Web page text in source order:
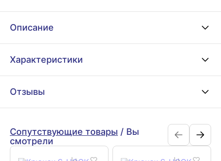
Описание
Характеристики
Отзывы
Сопутствующие товары / Вы
смотрели